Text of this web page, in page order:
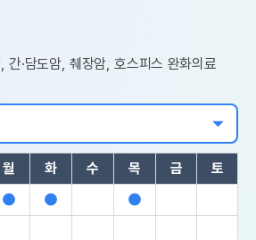
간·담도암, 췌장암, 호스피스 완화의료
월 화 수 목 금 토
외
외
외